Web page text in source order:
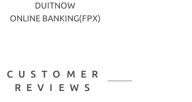
DUITNOW
ONLINE BANKING(FPX)
CUSTOMER
REVIEWS